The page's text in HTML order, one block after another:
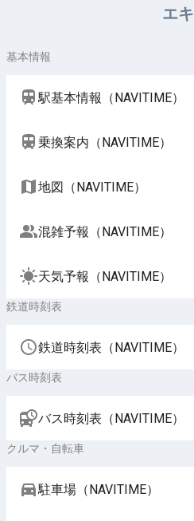
エキ
基本情報
駅基本情報（NAVITIME）
乗換案内（NAVITIME）
地図（NAVITIME）
混雑予報（NAVITIME）
天気予報（NAVITIME）
鉄道時刻表
鉄道時刻表（NAVITIME）
バス時刻表
バス時刻表（NAVITIME）
クルマ・自転車
駐車場（NAVITIME）